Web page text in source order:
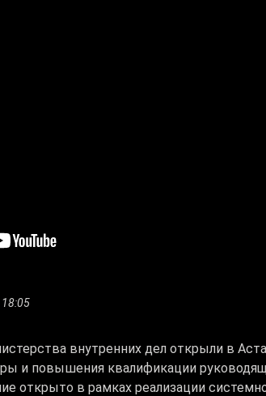
внутренних дел открыли в
и повышения квалификации
открыто в рамках реализации